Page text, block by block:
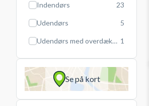
Indendørs 23
Udendørs 5
Udendørs med overdækning 1
Se på kort